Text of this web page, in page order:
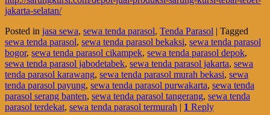
jakarta-selatan/
Posted in jasa sewa, sewa tenda parasol, Tenda Parasol | Tagged
sewa tenda parasol, sewa tenda parasol bekaksi, sewa tenda parasol
bogor, sewa tenda parasol cikampek, sewa tenda parasol depok,
sewa tenda parasol jabodetabek, sewa tenda parasol jakarta, sewa
tenda parasol karawang, sewa tenda parasol murah bekasi, sewa
tenda parasol payung, sewa tenda parasol purwakarta, sewa tenda
parasol serang banten, sewa tenda parasol tangerang, sewa tenda
parasol terdekat, sewa tenda parasol termurah | 1 Reply